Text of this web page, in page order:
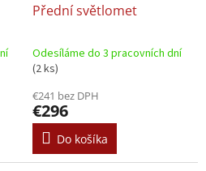
Přední světlomet
Odesíláme do 3 pracovních dní
(2 ks)
€241 bez DPH
€296
Do košíka